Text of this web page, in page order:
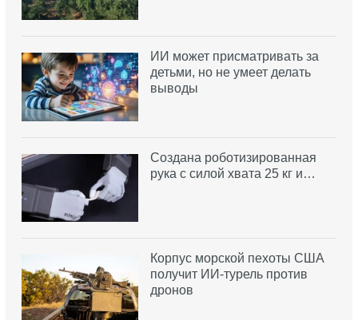
ИИ может присматривать за
детьми, но не умеет делать
выводы
Создана роботизированная
рука с силой хвата 25 кг и…
Корпус морской пехоты США
получит ИИ-турель против
дронов